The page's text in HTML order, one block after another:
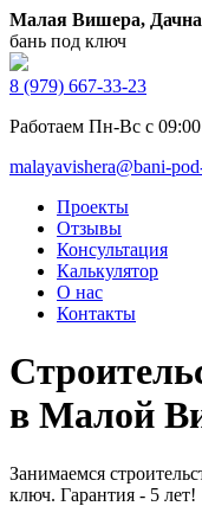
Малая Вишера,
бань под ключ
8 (979) 667-33-23
Работаем Пн-Вс с
malayavishera@bani-
Проекты
Отзывы
Консультация
Калькулятор
О нас
Контакты
в Малой
Занимаемся
ключ. Гарантия - 5 лет!